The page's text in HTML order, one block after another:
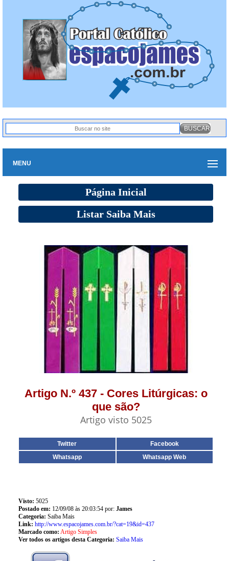
MENU
Página Inicial
Listar Saiba Mais
Artigo N.º 437 - Cores Litúrgicas: o
que são?
Artigo visto 5025
Twitter
Facebook
Whatsapp
Whatsapp Web
Visto: 5025
Postado em: 12/09/08 às 20:03:54 por: James
Categoria: Saiba Mais
Link: http://www.espacojames.com.br/?cat=19&id=437
Marcado como: Artigo Simples
Ver todos os artigos desta Categoria: Saiba Mais